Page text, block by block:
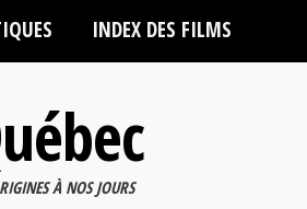
INDEX DES FILMS
À NOS JOURS